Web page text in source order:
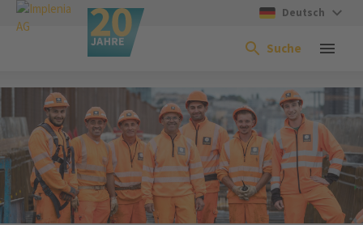
Deutsch
Suche